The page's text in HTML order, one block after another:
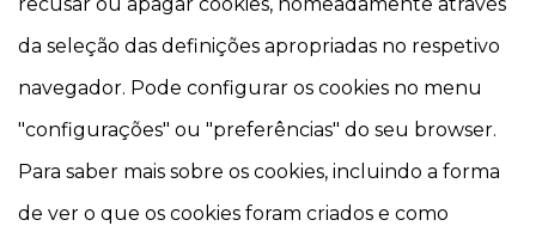
da seleção das definições apropriadas no respetivo
navegador. Pode configurar os cookies no menu
"configurações" ou "preferências" do seu browser.
Para saber mais sobre os cookies, incluindo a forma
de ver o que os cookies foram criados e como